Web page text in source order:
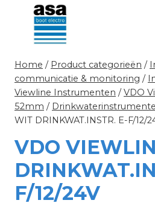
Doorgaan
inhoud
Home / Product categorieën /
communicatie & monitoring /
Viewline Instrumenten / VDO
52mm /
WIT DRINKWAT.INSTR. E-F/12/
VDO
F/12/24V